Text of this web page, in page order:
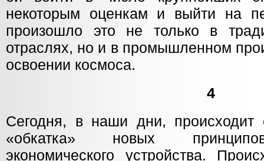
некоторым оценкам и выйти на
произошло это не только в
отраслях, но и в промышленном
освоении космоса.
4
Сегодня, в наши дни, происходит
«обкатка» новых
экономического устройства.